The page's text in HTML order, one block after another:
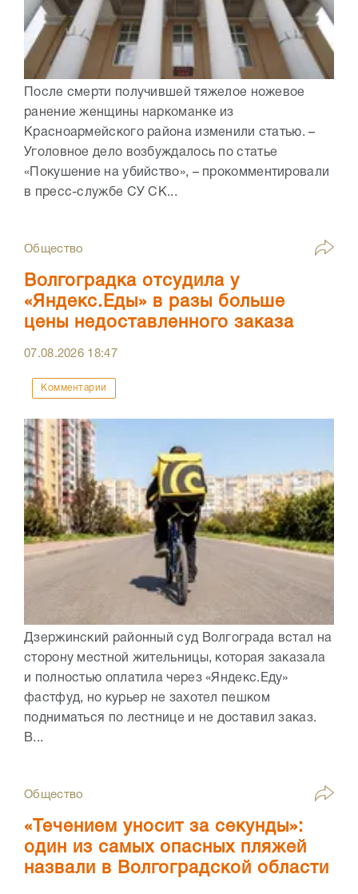
После смерти получившей тяжелое ножевое
ранение женщины наркоманке из
Красноармейского района изменили статью. –
Уголовное дело возбуждалось по статье
«Покушение на убийство», – прокомментировали
в пресс-службе СУ СК...
Общество
Волгоградка отсудила у
«Яндекс.Еды» в разы больше
цены недоставленного заказа
07.08.2026 18:47
Комментарии
Дзержинский районный суд Волгограда встал на
сторону местной жительницы, которая заказала
и полностью оплатила через «Яндекс.Еду»
фастфуд, но курьер не захотел пешком
подниматься по лестнице и не доставил заказ.
В...
Общество
«Течением уносит за секунды»:
один из самых опасных пляжей
назвали в Волгоградской области